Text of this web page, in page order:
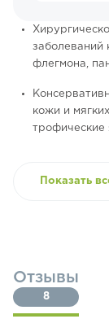
заболеваний
флегмона,
кожи и
трофические
Показать
Отзывы
8